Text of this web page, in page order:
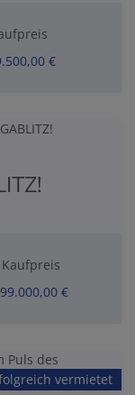
€
Kaufpreis
€
vermietet